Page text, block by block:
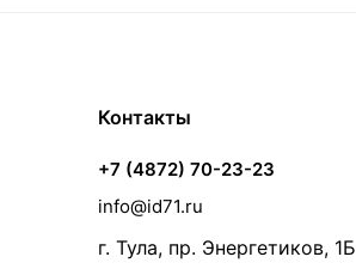
Контакты
+7 (4872) 70-23-23
info@id71.ru
г. Тула, пр. Энергетиков, 1Б